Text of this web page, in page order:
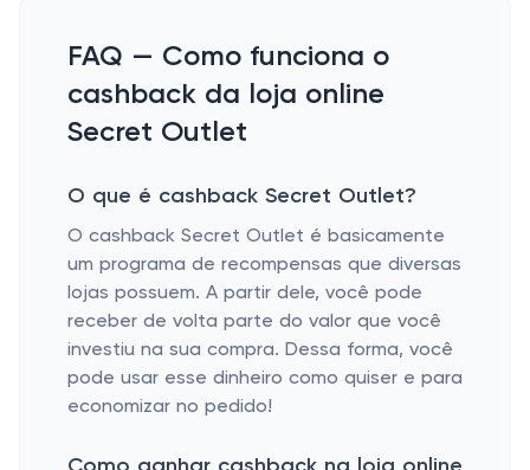
FAQ — Como funciona o
cashback da loja online
Secret Outlet
O que é cashback Secret Outlet?
O cashback Secret Outlet é basicamente
um programa de recompensas que diversas
lojas possuem. A partir dele, você pode
receber de volta parte do valor que você
investiu na sua compra. Dessa forma, você
pode usar esse dinheiro como quiser e para
economizar no pedido!